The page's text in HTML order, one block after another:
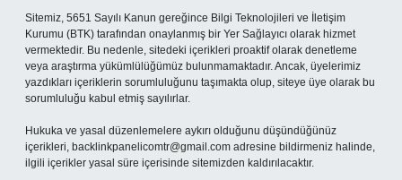
Sitemiz, 5651 Sayılı Kanun gereğince Bilgi Teknolojileri ve İletişim
Kurumu (BTK) tarafından onaylanmış bir Yer Sağlayıcı olarak hizmet
vermektedir. Bu nedenle, sitedeki içerikleri proaktif olarak denetleme
veya araştırma yükümlülüğümüz bulunmamaktadır. Ancak, üyelerimiz
yazdıkları içeriklerin sorumluluğunu taşımakta olup, siteye üye olarak bu
sorumluluğu kabul etmiş sayılırlar.
Hukuka ve yasal düzenlemelere aykırı olduğunu düşündüğünüz
içerikleri, backlinkpanelicomtr@gmail.com adresine bildirmeniz halinde,
ilgili içerikler yasal süre içerisinde sitemizden kaldırılacaktır.